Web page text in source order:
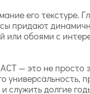
его текстуре.
придают
или обоями с
— это не просто
служить долгие